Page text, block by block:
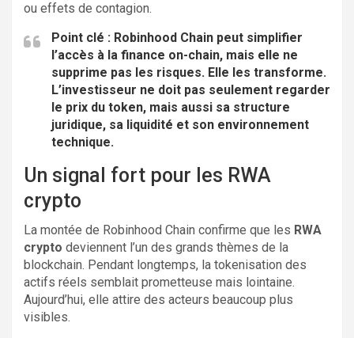
ou effets de contagion.
Point clé : Robinhood Chain peut simplifier
l’accès à la finance on-chain, mais elle ne
supprime pas les risques. Elle les transforme.
L’investisseur ne doit pas seulement regarder
le prix du token, mais aussi sa structure
juridique, sa liquidité et son environnement
technique.
Un signal fort pour les RWA
crypto
La montée de Robinhood Chain confirme que les RWA
crypto deviennent l’un des grands thèmes de la
blockchain. Pendant longtemps, la tokenisation des
actifs réels semblait prometteuse mais lointaine.
Aujourd’hui, elle attire des acteurs beaucoup plus
visibles.